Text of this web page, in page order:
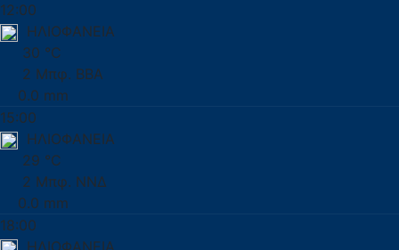
12:00
ΗΛΙΟΦΑΝΕΙΑ
30 °C
2 Μπφ. ΒΒΑ
0.0 mm
15:00
ΗΛΙΟΦΑΝΕΙΑ
29 °C
2 Μπφ. ΝΝΔ
0.0 mm
18:00